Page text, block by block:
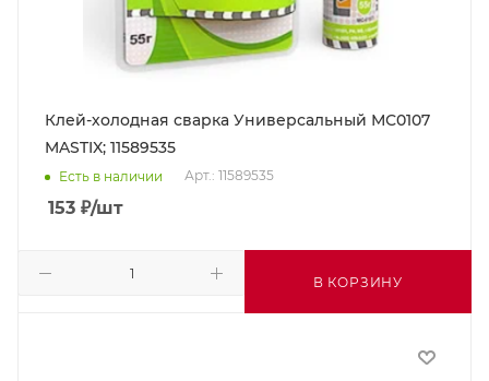
Клей-холодная сварка Универсальный МС0107
MASTIX; 11589535
Есть в наличии Арт.: 11589535
153 ₽/шт
В КОРЗИНУ